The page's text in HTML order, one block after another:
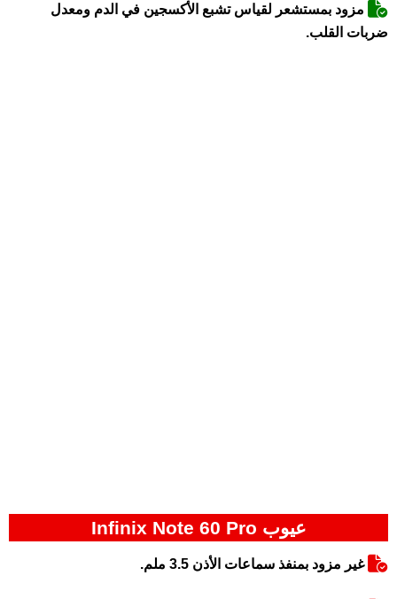
مزود بمستشعر لقياس تشبع الأكسجين في الدم ومعدل
ضربات القلب.
عيوب Infinix Note 60 Pro
غير مزود بمنفذ سماعات الأذن 3.5 ملم.